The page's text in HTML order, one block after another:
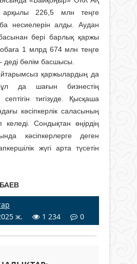
226,5 млн теңге
несиелерін алды. Аудан
бері барлық қаржы
1 млрд 674 млн теңге
бөлім басшысы.
қаржылардың да
да шағын бизнестің
тигізуде. Қысқаша
кәсіпкерлік саласының
келеді. Сондықтан өңірдің
кәсіпкерлерге деген
жүгі арта түсетін
ж.
1 234 0